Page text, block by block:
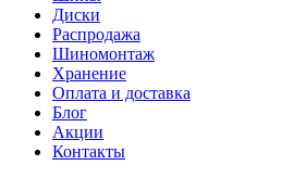
Диски
Распродажа
Шиномонтаж
Хранение
Оплата и доставка
Блог
Акции
Контакты